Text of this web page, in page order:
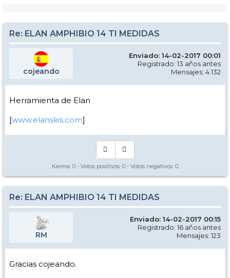
Re: ELAN AMPHIBIO 14 TI MEDIDAS
cojeando
Enviado: 14-02-2017 00:01
Registrado: 13 años antes
Mensajes: 4.132
Herramienta de Elan
[www.elanskis.com]
Karma: 0 - Votos positivos: 0 - Votos negativos: 0
Re: ELAN AMPHIBIO 14 TI MEDIDAS
RM
Enviado: 14-02-2017 00:15
Registrado: 16 años antes
Mensajes: 123
Gracias cojeando.